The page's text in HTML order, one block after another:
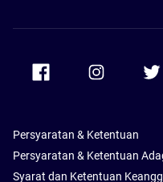
Accor Facebook
Persyaratan & Ketentuan
Persyaratan & Ketentuan
Syarat dan Ketentuan